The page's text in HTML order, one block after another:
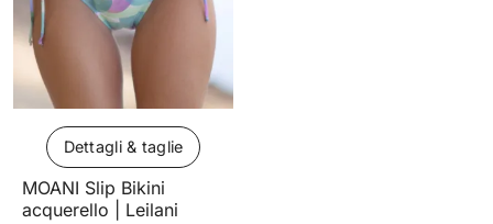
Dettagli & taglie
MOANI Slip Bikini
acquerello | Leilani